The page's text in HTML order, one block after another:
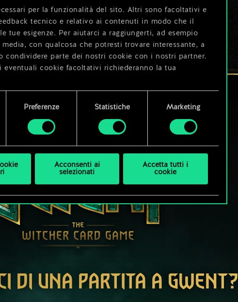
per la funzionalità del sito. Altri sono facoltativi e
tecnico e relativo ai contenuti in modo che il
tue esigenze. Per aiutarci a raggiungerti, ad esempio
con qualcosa che potresti trovare interessante, a
condividere parte dei nostri cookie con i nostri partner.
eventuali cookie facoltativi richiederanno la tua
come utilizziamo i cookie e su come impostare le tue
Preferenze Statistiche Marketing
Acconsenti ai
selezionati
Accetta tutti i
cookie
x2
DI UNA PARTITA A GWENT?